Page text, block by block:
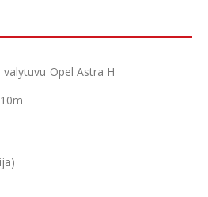
Opel Astra H